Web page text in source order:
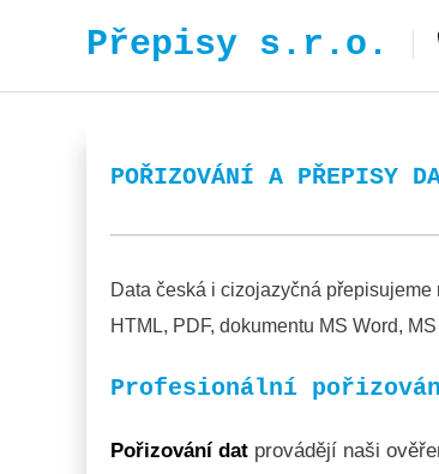
Přepisy s.r.o.
POŘIZOVÁNÍ A PŘEPISY
Data česká i cizojazyčná
HTML, PDF, dokumentu MS Word,
Profesionální
Pořizování dat provádějí naši